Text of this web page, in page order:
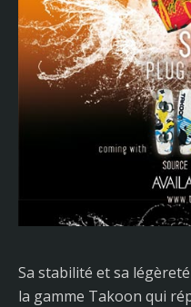
Sa stabilité et sa
la gamme Takoon qui